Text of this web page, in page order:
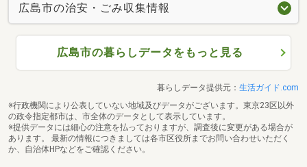
広島市の治安・ごみ収集情報
広島市の暮らしデータをもっと見る
暮らしデータ提供元： 生活ガイド.com
※行政機関により公表していない地域及びデータがございます。東京23区以外
の政令指定都市は、市全体のデータとして表示しています。
※提供データには細心の注意を払っておりますが、調査後に変更がある場合が
あります。 最新の情報につきましては各市区役所までお問い合わせいただく
か、自治体HPなどをご確認ください。